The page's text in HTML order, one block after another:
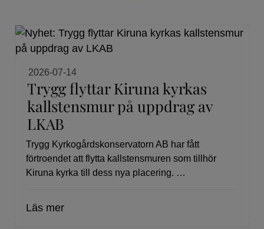
2026-07-14
Trygg flyttar Kiruna kyrkas
kallstensmur på uppdrag av
LKAB
Trygg Kyrkogårdskonservatorn AB har fått
förtroendet att flytta kallstensmuren som tillhör
Kiruna kyrka till dess nya placering. …
Läs mer